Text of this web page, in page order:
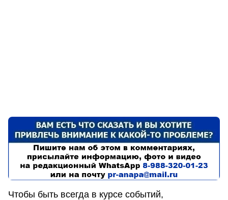
Чтобы быть всегда в курсе событий,